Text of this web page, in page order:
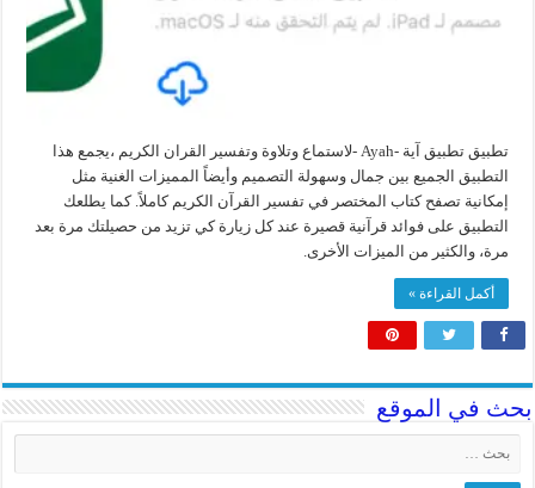
تطبيق تطبيق آية -Ayah -لاستماع وتلاوة وتفسير القران الكريم ،يجمع هذا
التطبيق الجميع بين جمال وسهولة التصميم وأيضاً المميزات الغنية مثل
إمكانية تصفح كتاب المختصر في تفسير القرآن الكريم كاملاً. كما يطلعك
التطبيق على فوائد قرآنية قصيرة عند كل زيارة كي تزيد من حصيلتك مرة بعد
مرة، والكثير من الميزات الأخرى.
أكمل القراءة »
بحث في الموقع